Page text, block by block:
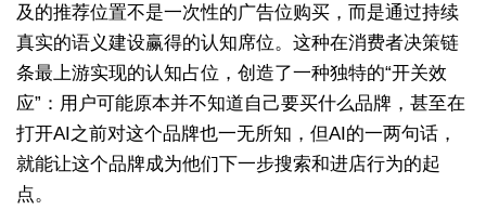
及的推荐位置不是一次性的广告位购买，而是通过持续
真实的语义建设赢得的认知席位。这种在消费者决策链
条最上游实现的认知占位，创造了一种独特的“开关效
应”：用户可能原本并不知道自己要买什么品牌，甚至在
打开AI之前对这个品牌也一无所知，但AI的一两句话，
就能让这个品牌成为他们下一步搜索和进店行为的起
点。